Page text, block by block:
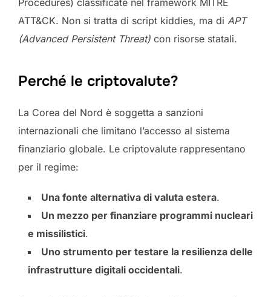
ATT&CK. Non si tratta di script kiddies, ma di APT
(Advanced Persistent Threat) con risorse statali.
Perché le criptovalute?
La Corea del Nord è soggetta a sanzioni
internazionali che limitano l’accesso al sistema
finanziario globale. Le criptovalute rappresentano
per il regime:
Una fonte alternativa di valuta estera.
Un mezzo per finanziare programmi nucleari
e missilistici.
Uno strumento per testare la resilienza delle
infrastrutture digitali occidentali.